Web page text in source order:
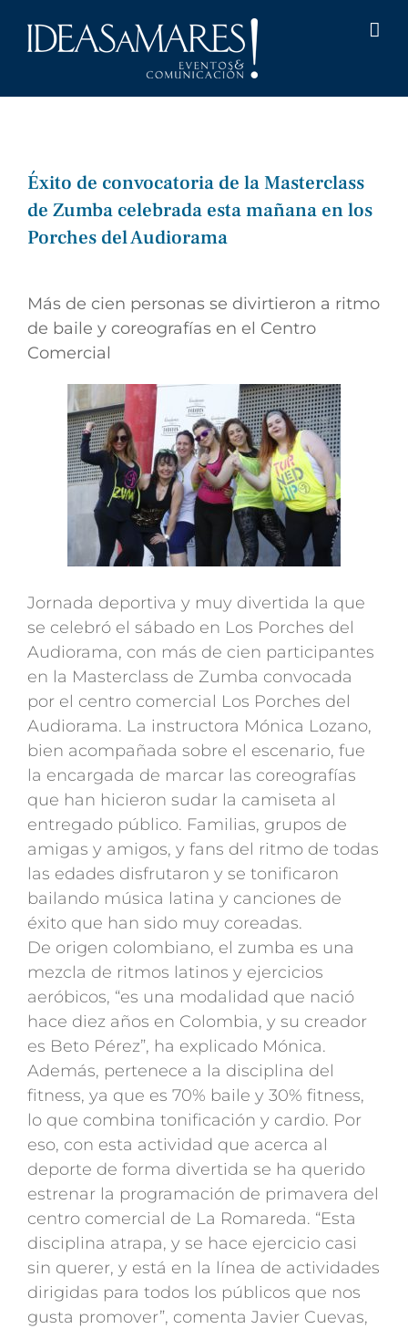
Éxito de convocatoria de la Masterclass
de Zumba celebrada esta mañana en los
Porches del Audiorama
imagen
más
grande
Más de cien personas se divirtieron a ritmo
de baile y coreografías en el Centro
Comercial
Jornada deportiva y muy divertida la que
se celebró el sábado en Los Porches del
Audiorama, con más de cien participantes
en la Masterclass de Zumba convocada
por el centro comercial Los Porches del
Audiorama. La instructora Mónica Lozano,
bien acompañada sobre el escenario, fue
la encargada de marcar las coreografías
que han hicieron sudar la camiseta al
entregado público. Familias, grupos de
amigas y amigos, y fans del ritmo de todas
las edades disfrutaron y se tonificaron
bailando música latina y canciones de
éxito que han sido muy coreadas.
De origen colombiano, el zumba es una
mezcla de ritmos latinos y ejercicios
aeróbicos, “es una modalidad que nació
hace diez años en Colombia, y su creador
es Beto Pérez”, ha explicado Mónica.
Además, pertenece a la disciplina del
fitness, ya que es 70% baile y 30% fitness,
lo que combina tonificación y cardio. Por
eso, con esta actividad que acerca al
deporte de forma divertida se ha querido
estrenar la programación de primavera del
centro comercial de La Romareda. “Esta
disciplina atrapa, y se hace ejercicio casi
sin querer, y está en la línea de actividades
dirigidas para todos los públicos que nos
gusta promover”, comenta Javier Cuevas,